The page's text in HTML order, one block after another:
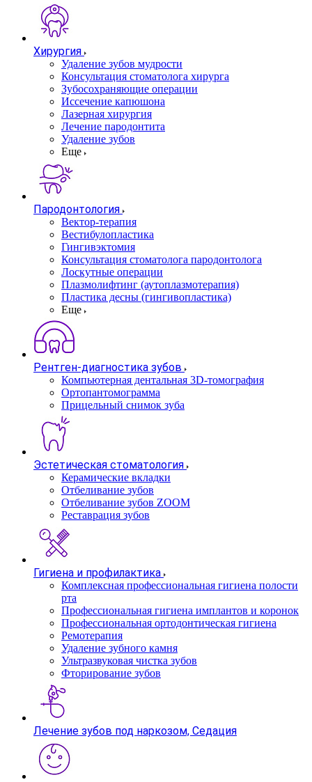
Хирургия
Удаление зубов мудрости
Консультация стоматолога хирурга
Зубосохраняющие операции
Иссечение капюшона
Лазерная хирургия
Лечение пародонтита
Удаление зубов
Еще
Пародонтология
Вектор-терапия
Вестибулопластика
Гингивэктомия
Консультация стоматолога пародонтолога
Лоскутные операции
Плазмолифтинг (аутоплазмотерапия)
Пластика десны (гингивопластика)
Еще
Рентген-диагностика зубов
Компьютерная дентальная 3D-томография
Ортопантомограмма
Прицельный снимок зуба
Эстетическая стоматология
Керамические вкладки
Отбеливание зубов
Отбеливание зубов ZOOM
Реставрация зубов
Гигиена и профилактика
Комплексная профессиональная гигиена полости
рта
Профессиональная гигиена имплантов и коронок
Профессиональная ортодонтическая гигиена
Ремотерапия
Удаление зубного камня
Ультразвуковая чистка зубов
Фторирование зубов
Лечение зубов под наркозом, Седация